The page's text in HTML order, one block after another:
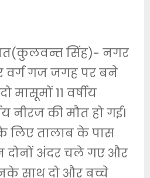
सिंह)- नगर
वर्ग गज जगह पर बने
मासूमों 11 वर्षीय
नीरज की मौत हो गई।
लिए तालाब के पास
दोनों अंदर चले गए और
साथ दो और बच्चे